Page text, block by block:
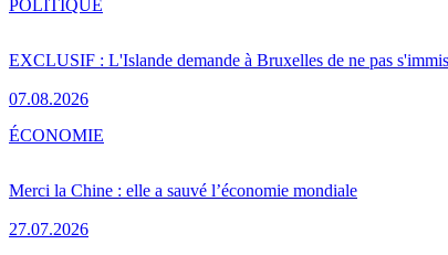
EXCLUSIF : L'Islande demande à Bruxelles de ne pas
07.08.2026
POLITIQUE
Merci la Chine : elle a sauvé l’économie mondiale
27.07.2026
ÉCONOMIE